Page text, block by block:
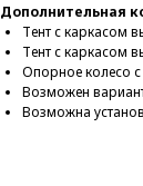
Дополнительная
Тент с каркасом
Тент с каркасом
Опорное колесо
Возможен
Возможна